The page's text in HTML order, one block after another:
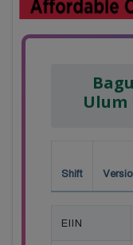
Ulum
Shift
EIIN